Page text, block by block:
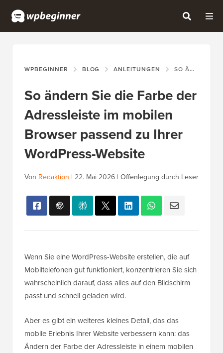
WPBEGINNER BLOG ANLEITUNGEN SO ÄNDERN SIE DIE FARBE DER ADRESSLEISTE IM MOBILEN BROWSER PASSEND ZU IHRER WORDPRESS-WEBSITE
So ändern Sie die Farbe der
Adressleiste im mobilen
Browser passend zu Ihrer
WordPress-Website
Von Redaktion | 22. Mai 2026 | Offenlegung durch Leser
Wenn Sie eine WordPress-Website erstellen, die auf
Mobiltelefonen gut funktioniert, konzentrieren Sie sich
wahrscheinlich darauf, dass alles auf den Bildschirm
passt und schnell geladen wird.
Aber es gibt ein weiteres kleines Detail, das das
mobile Erlebnis Ihrer Website verbessern kann: das
Ändern der Farbe der Adressleiste in einem mobilen